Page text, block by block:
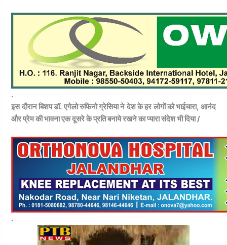
.
इस दौरान बिशप डॉ. एगेलो रुफिनो ग्रेसिया ने देश के हर लोगों को भाईचारा, आनंद
और प्रेम की भावना एक दूसरे के प्रति बनाये रखने का प्यारा संदेश भी दिया /
.